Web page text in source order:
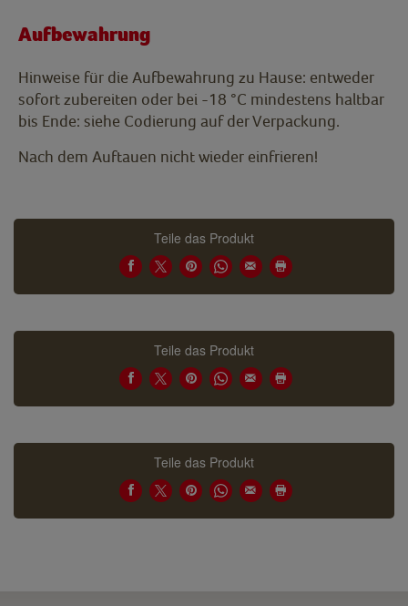
Aufbewahrung
Hinweise für die Aufbewahrung zu Hause: entweder
sofort zubereiten oder bei -18 °C mindestens haltbar
bis Ende: siehe Codierung auf der Verpackung.
Nach dem Auftauen nicht wieder einfrieren!
Teile das Produkt
Teile das Produkt
Teile das Produkt